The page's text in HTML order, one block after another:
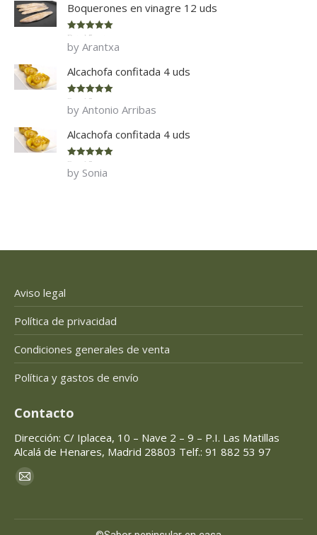
Boquerones en vinagre 12 uds
Rated 5
of 5
by Arantxa
Alcachofa confitada 4 uds
Rated 5
of 5
by Antonio Arribas
Alcachofa confitada 4 uds
Rated 5
of 5
by Sonia
Aviso legal
Política de privacidad
Condiciones generales de venta
Política y gastos de envío
Contacto
Dirección: C/ Iplacea, 10 – Nave 2 – 9 – P.I. Las Matillas
Alcalá de Henares, Madrid 28803 Telf.: 91 882 53 97
Encuéntranos en:
Mail
opens